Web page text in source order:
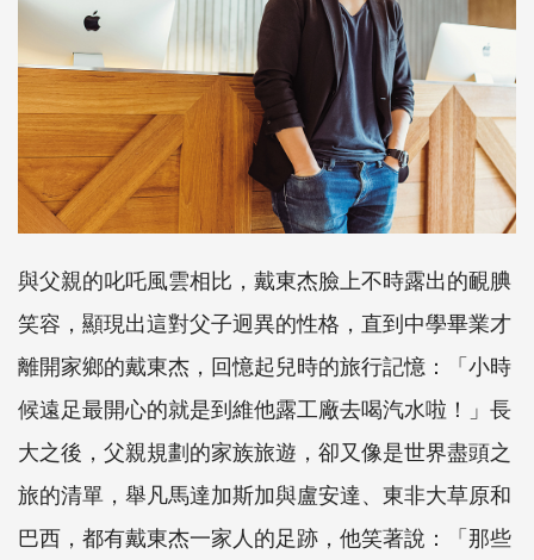
與父親的叱吒風雲相比，戴東杰臉上不時露出的靦腆
笑容，顯現出這對父子迥異的性格，直到中學畢業才
離開家鄉的戴東杰，回憶起兒時的旅行記憶：「小時
候遠足最開心的就是到維他露工廠去喝汽水啦！」長
大之後，父親規劃的家族旅遊，卻又像是世界盡頭之
旅的清單，舉凡馬達加斯加與盧安達、東非大草原和
巴西，都有戴東杰一家人的足跡，他笑著說：「那些